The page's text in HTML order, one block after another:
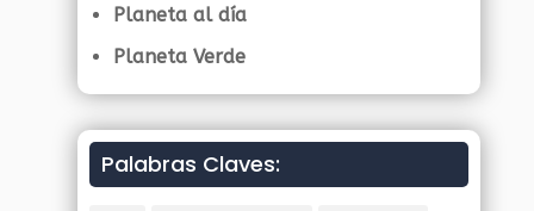
Planeta al día
Planeta Verde
Palabras Claves: